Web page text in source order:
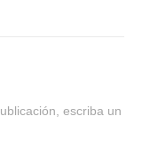
escriba un